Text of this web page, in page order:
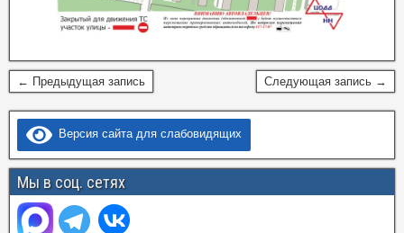
← Предыдущая запись Следующая запись →
Версия сайта для слабовидящих
Мы в соц. сетях